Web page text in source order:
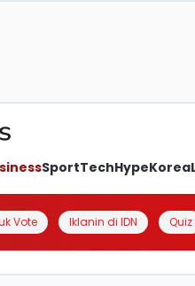
SportTechHypeKorea
Vote Iklanin di IDN Quiz